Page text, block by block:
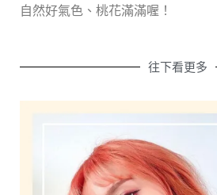
自然好氣色、桃花滿滿喔！
往下看更多